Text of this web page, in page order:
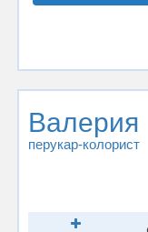
Валерия
перукар-колорист